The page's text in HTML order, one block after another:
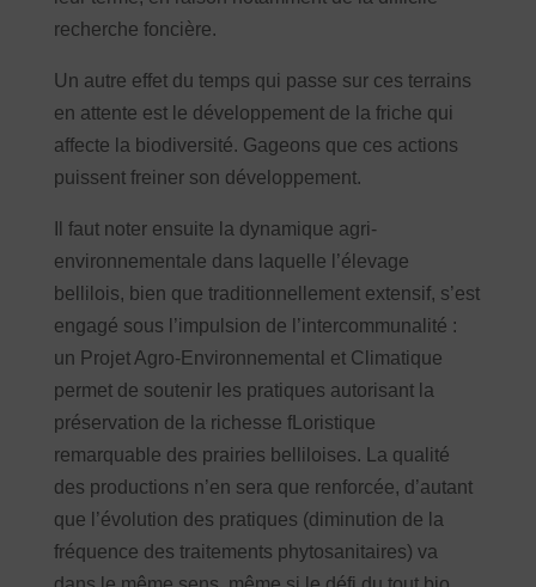
recherche foncière.
Un autre effet du temps qui passe sur ces terrains
en attente est le développement de la friche qui
affecte la biodiversité. Gageons que ces actions
puissent freiner son développement.
Il faut noter ensuite la dynamique agri-
environnementale dans laquelle l’élevage
bellilois, bien que traditionnellement extensif, s’est
engagé sous l’impulsion de l’intercommunalité :
un Projet Agro-Environnemental et Climatique
permet de soutenir les pratiques autorisant la
préservation de la richesse fLoristique
remarquable des prairies belliloises. La qualité
des productions n’en sera que renforcée, d’autant
que l’évolution des pratiques (diminution de la
fréquence des traitements phytosanitaires) va